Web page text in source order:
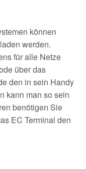
können
werden.
für alle Netze
über das
den in sein Handy
kann man so sein
benötigen Sie
EC Terminal den